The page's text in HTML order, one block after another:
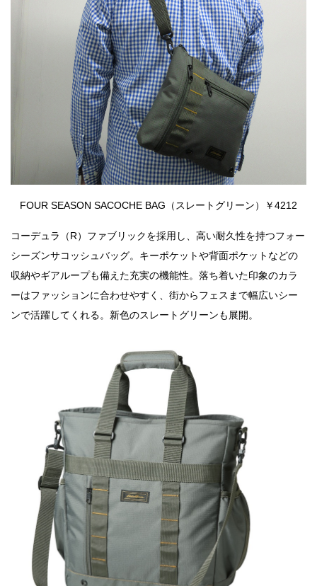
FOUR SEASON SACOCHE BAG（スレートグリーン）￥4212
コーデュラ（R）ファブリックを採用し、高い耐久性を持つフォー
シーズンサコッシュバッグ。キーポケットや背面ポケットなどの
収納やギアループも備えた充実の機能性。落ち着いた印象のカラ
ーはファッションに合わせやすく、街からフェスまで幅広いシー
ンで活躍してくれる。新色のスレートグリーンも展開。